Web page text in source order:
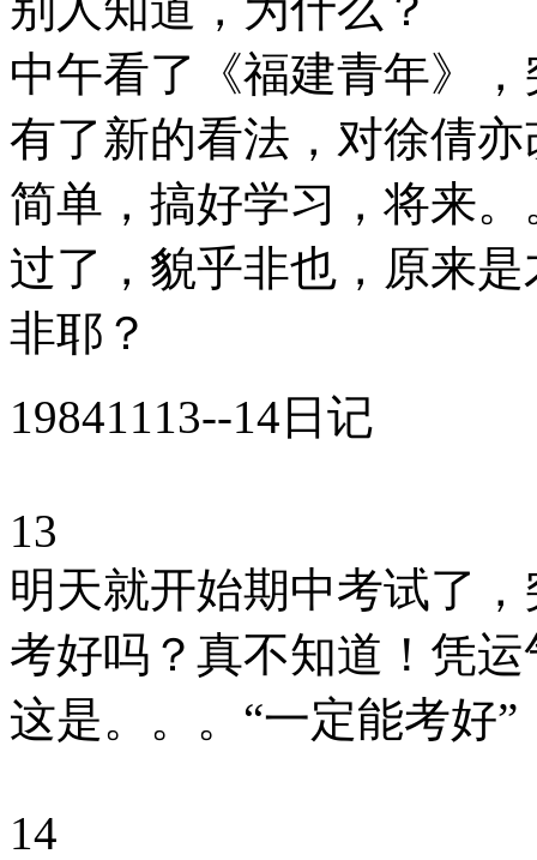
中午看了《福建青年》
有了新的看法，对徐倩
简单，搞好学习，将来
过了，貌乎非也，原来
非耶？
19841113--14日记
13
明天就开始期中考试了
考好吗？真不知道！凭
这是。。。“一定能考好
14